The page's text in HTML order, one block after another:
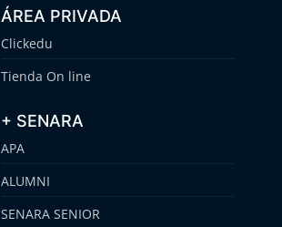
ÁREA PRIVADA
Clickedu
Tienda On line
+ SENARA
APA
ALUMNI
SENARA SENIOR